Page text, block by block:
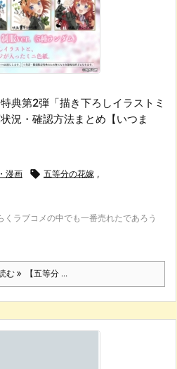
典第2弾「描き下ろしイラストミ
況・確認方法まとめ【いつま
漫画  五等分の花嫁 ,
ラブコメの中でも一番売れたであろう
む 【五等分 ...